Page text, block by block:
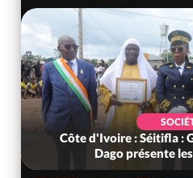
Côte d'Ivoire : Séitifla :
Dago présente